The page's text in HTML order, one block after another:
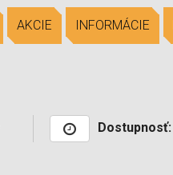
AKCIE INFORMÁCIE
Dostupnosť: